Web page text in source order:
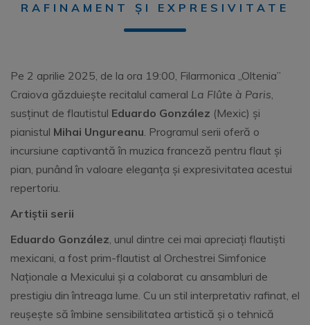
RAFINAMENT ȘI EXPRESIVITATE
Pe 2 aprilie 2025, de la ora 19:00, Filarmonica „Oltenia”
Craiova găzduiește recitalul cameral La Flûte à Paris,
susținut de flautistul Eduardo González (Mexic) și
pianistul Mihai Ungureanu. Programul serii oferă o
incursiune captivantă în muzica franceză pentru flaut și
pian, punând în valoare eleganța și expresivitatea acestui
repertoriu.
Artiștii serii
Eduardo González, unul dintre cei mai apreciați flautiști
mexicani, a fost prim-flautist al Orchestrei Simfonice
Naționale a Mexicului și a colaborat cu ansambluri de
prestigiu din întreaga lume. Cu un stil interpretativ rafinat, el
reușește să îmbine sensibilitatea artistică și o tehnică